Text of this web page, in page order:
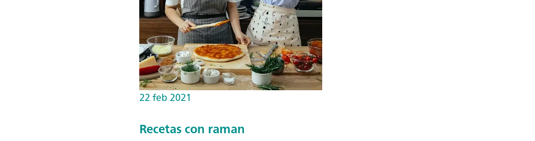
22 feb 2021
Recetas con raman